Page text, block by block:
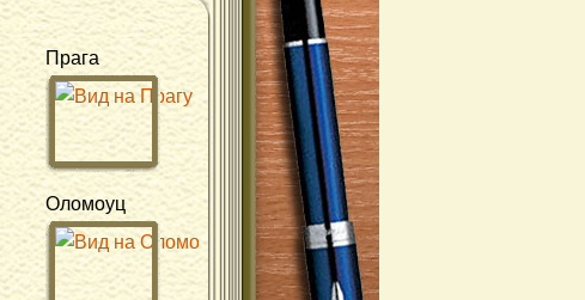
Прага
Оломоуц